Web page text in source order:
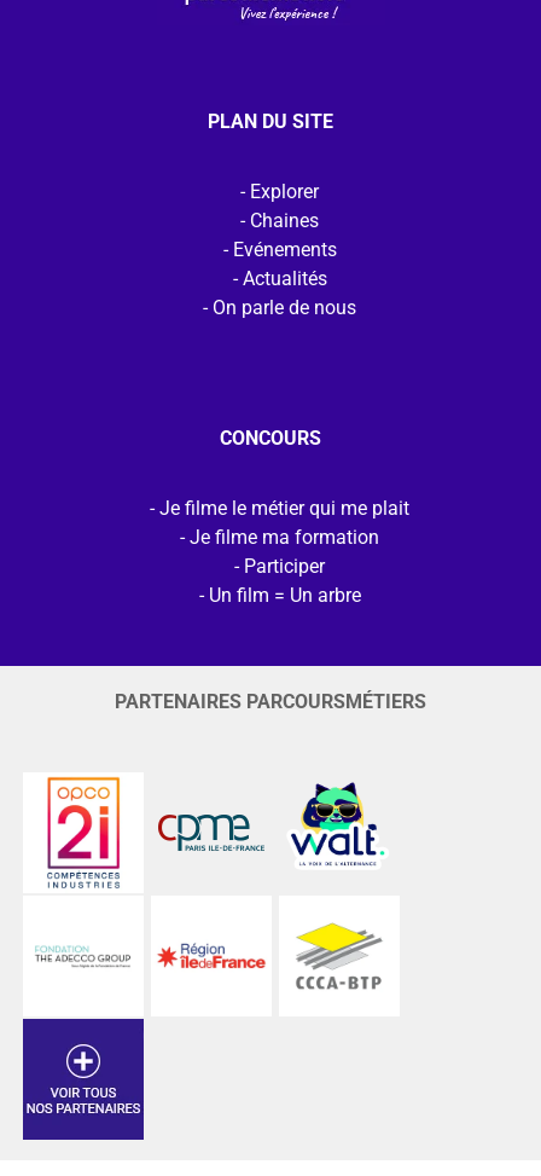
PLAN DU SITE
Explorer
Chaines
Evénements
Actualités
On parle de nous
CONCOURS
Je filme le métier qui me plait
Je filme ma formation
Participer
Un film = Un arbre
PARTENAIRES PARCOURSMÉTIERS